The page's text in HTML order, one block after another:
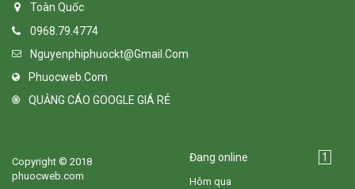
Toàn Quốc
0968.79.4774
Nguyenphiphuockt@gmail.com
Phuocweb.com
QUẢNG CÁO GOOGLE GIÁ RẺ
Copyright © 2018
phuocweb.com
Đang online 1
Hôm qua